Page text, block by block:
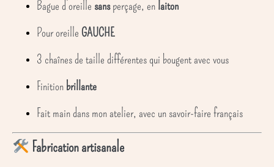
Bague d’oreille sansperçage, en laiton
Pour oreille GAUCHE
3 chaînes de taille différentes qui bougent avec vous
Finition brillante
Fait main dans mon atelier, avec un savoir-faire français
Fabrication artisanale